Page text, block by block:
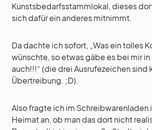
Kunstsbedarfsstammlokal, dieses
sich dafür ein anderes mitnimmt.
Da dachte ich sofort, „Was ein tolles
wünschte, so etwas gäbe es bei mir in
auch!!!“ (die drei Ausrufezeichen sind
Übertreibung. ;D).
Also fragte ich im Schreibwarenladen
Heimat an, ob man das dort nicht